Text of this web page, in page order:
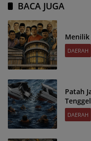
BACA JUGA
Menilik
DAERAH
Patah Jadi Dua,
DAERAH